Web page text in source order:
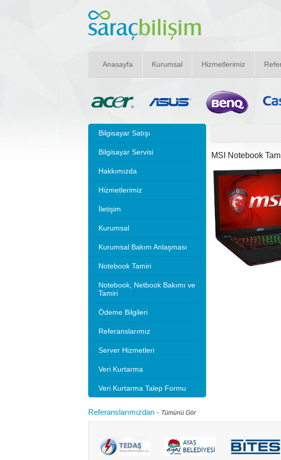
Anasayfa Kurumsal Hizmetlerimiz
Bilgisayar Satışı
Bilgisayar Servisi
Hakkımızda
Hizmetlerimiz
İletişim
Kurumsal
Kurumsal Bakım Anlaşması
Notebook Tamiri
Notebook, Netbook Bakımı ve
Tamiri
Ödeme Bilgileri
Referanslarımız
Server Hizmetleri
Veri Kurtarma
Veri Kurtarma Talep Formu
MSI Notebook
Referanslarımızdan - Tümünü Gör
sürümleri de benzer ayarlar ile
Resimlerin üzerine tıklay...
hızlandırırım" diye